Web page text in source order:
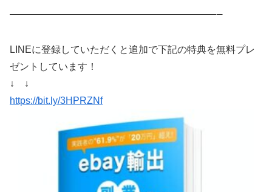
—————————————————–
LINEに登録していただくと追加で下記の特典を無料プレ
ゼントしています！
↓ ↓
https://bit.ly/3HPRZNf